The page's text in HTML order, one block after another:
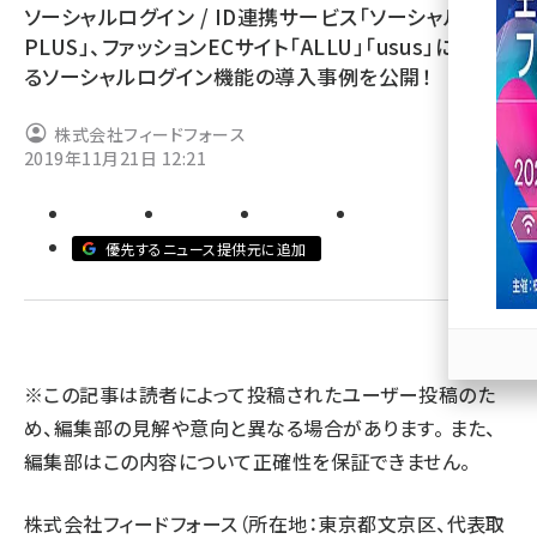
note (2312)
セミナー (2307)
z世代 (1622)
meo (1275)
llmo (1163)
ソーシャルログイン / ID連携サービス「ソーシャル
PLUS」、ファッションECサイト「ALLU」「usus」におけ
るソーシャルログイン機能の導入事例を公開！
株式会社フィードフォース
2019年11月21日 12:21
優先するニュース提供元に追加
※この記事は読者によって投稿されたユーザー投稿のた
め、編集部の見解や意向と異なる場合があります。 また、
編集部はこの内容について正確性を保証できません。
株式会社フィードフォース（所在地：東京都文京区、代表取